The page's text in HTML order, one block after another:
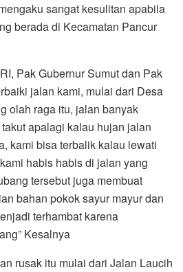
sangat kesulitan apabila
berada di Kecamatan Pancur
Pak Gubernur Sumut dan Pak
jalan kami, mulai dari Desa
olah raga itu, jalan banyak
apalagi kalau hujan jalan
kami bisa terbalik kalau lewati
habis habis di jalan yang
tersebut juga membuat
bahan pokok sayur mayur dan
terhambat karena
Kesalnya
rusak itu mulai dari Jalan Laucih